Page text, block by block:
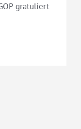
gratuliert